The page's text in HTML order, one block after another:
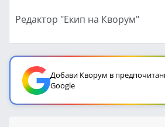
Редактор "Екип на Кворум"
Добави Кворум в
Google